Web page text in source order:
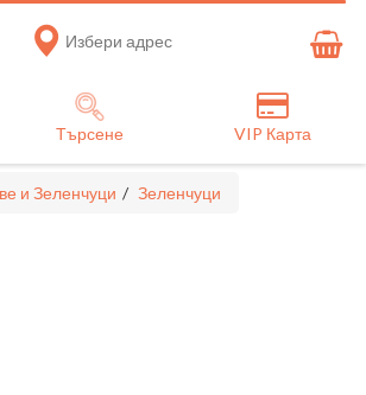
Избери адрес
Търсене VIP Карта
и Зеленчуци Зеленчуци